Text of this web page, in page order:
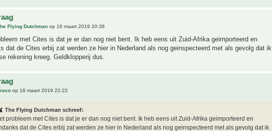
Flying Dutchman op 16 maart 2019 20:38
met Cites is dat je er dan nog niet bent. Ik heb eens uit Zuid-Afrika geimporteerd en
dat de Cites erbij zat werden ze hier in Nederland als nog geinspecteerd met als gevolg dat ik
rekening kreeg. Geldklopperij dus.
op 16 maart 2019 22:22
The Flying Dutchman schreef:
probleem met Cites is dat je er dan nog niet bent. Ik heb eens uit Zuid-Afrika geimporteerd en
dat de Cites erbij zat werden ze hier in Nederland als nog geinspecteerd met als gevolg dat ik